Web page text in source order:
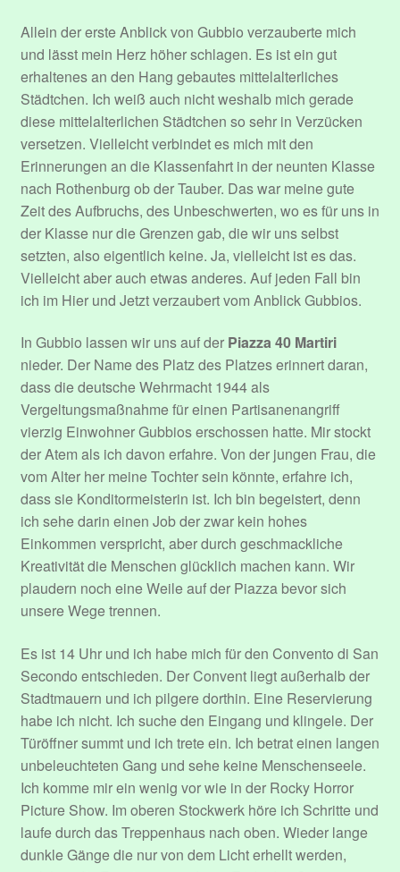
Allein der erste Anblick von Gubbio verzauberte mich
und lässt mein Herz höher schlagen. Es ist ein gut
erhaltenes an den Hang gebautes mittelalterliches
Städtchen. Ich weiß auch nicht weshalb mich gerade
diese mittelalterlichen Städtchen so sehr in Verzücken
versetzen. Vielleicht verbindet es mich mit den
Erinnerungen an die Klassenfahrt in der neunten Klasse
nach Rothenburg ob der Tauber. Das war meine gute
Zeit des Aufbruchs, des Unbeschwerten, wo es für uns in
der Klasse nur die Grenzen gab, die wir uns selbst
setzten, also eigentlich keine. Ja, vielleicht ist es das.
Vielleicht aber auch etwas anderes. Auf jeden Fall bin
ich im Hier und Jetzt verzaubert vom Anblick Gubbios.
In Gubbio lassen wir uns auf der Piazza 40 Martiri
nieder. Der Name des Platz des Platzes erinnert daran,
dass die deutsche Wehrmacht 1944 als
Vergeltungsmaßnahme für einen Partisanenangriff
vierzig Einwohner Gubbios erschossen hatte. Mir stockt
der Atem als ich davon erfahre. Von der jungen Frau, die
vom Alter her meine Tochter sein könnte, erfahre ich,
dass sie Konditormeisterin ist. Ich bin begeistert, denn
ich sehe darin einen Job der zwar kein hohes
Einkommen verspricht, aber durch geschmackliche
Kreativität die Menschen glücklich machen kann. Wir
plaudern noch eine Weile auf der Piazza bevor sich
unsere Wege trennen.
Es ist 14 Uhr und ich habe mich für den Convento di San
Secondo entschieden. Der Convent liegt außerhalb der
Stadtmauern und ich pilgere dorthin. Eine Reservierung
habe ich nicht. Ich suche den Eingang und klingele. Der
Türöffner summt und ich trete ein. Ich betrat einen langen
unbeleuchteten Gang und sehe keine Menschenseele.
Ich komme mir ein wenig vor wie in der Rocky Horror
Picture Show. Im oberen Stockwerk höre ich Schritte und
laufe durch das Treppenhaus nach oben. Wieder lange
dunkle Gänge die nur von dem Licht erhellt werden,